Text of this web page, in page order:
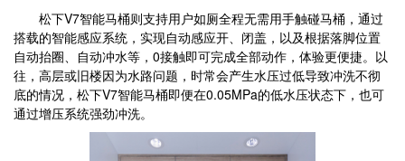
松下V7智能马桶则支持用户如厕全程无需用手触碰马桶，通过
搭载的智能感应系统，实现自动感应开、闭盖，以及根据落脚位置
自动抬圈、自动冲水等，0接触即可完成全部动作，体验更便捷。以
往，高层或旧楼因为水路问题，时常会产生水压过低导致冲洗不彻
底的情况，松下V7智能马桶即便在0.05MPa的低水压状态下，也可
通过增压系统强劲冲洗。